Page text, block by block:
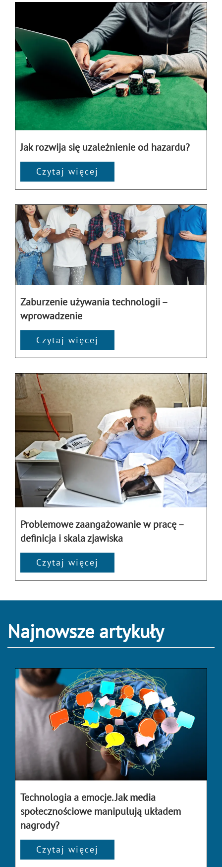
Jak rozwija się uzależnienie od hazardu?
Czytaj więcej
Zaburzenie używania technologii –
wprowadzenie
Czytaj więcej
Problemowe zaangażowanie w pracę –
definicja i skala zjawiska
Czytaj więcej
Najnowsze artykuły
Technologia a emocje. Jak media
społecznościowe manipulują układem
nagrody?
Czytaj więcej